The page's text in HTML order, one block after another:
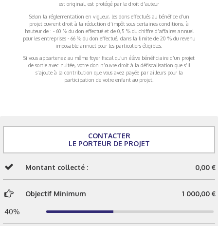
est original, est protégé par le droit d'auteur
Selon la réglementation en vigueur, les dons effectués au bénéfice d’un
projet ouvrent droit à la réduction d’impôt sous certaines conditions, à
hauteur de : - 60 % du don effectué et de 0,5 % du chiffre d’affaires annuel
pour les entreprises - 66 % du don effectué, dans la limite de 20 % du revenu
imposable annuel pour les particuliers éligibles.
Si vous appartenez au même foyer fiscal qu’un élève bénéficiaire d’un projet
de sortie avec nuitée, votre don n’ouvre droit à la défiscalisation que s’il
s’ajoute à la contribution que vous avez payée par ailleurs pour la
participation de votre enfant au projet.
CONTACTER
LE PORTEUR DE PROJET
Montant collecté : 0,00 €
Objectif Minimum 1 000,00 €
40%